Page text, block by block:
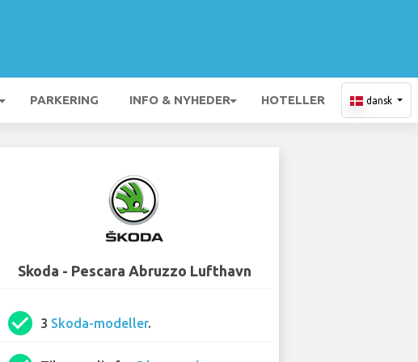
PARKERING INFO & NYHEDER HOTELLER dansk
Skoda - Pescara Abruzzo Lufthavn
check_circle 3 Skoda-modeller.